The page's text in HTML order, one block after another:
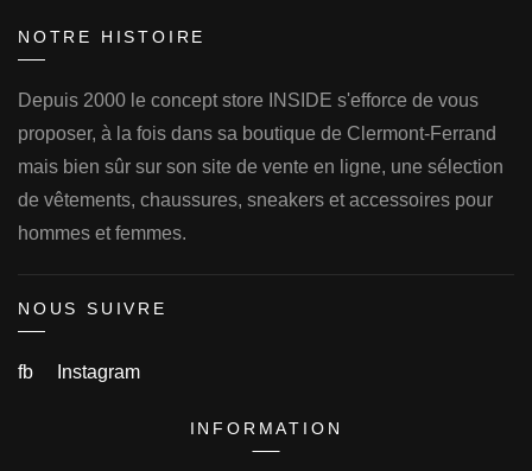
NOTRE HISTOIRE
Depuis 2000 le concept store INSIDE s'efforce de vous
proposer, à la fois dans sa boutique de Clermont-Ferrand
mais bien sûr sur son site de vente en ligne, une sélection
de vêtements, chaussures, sneakers et accessoires pour
hommes et femmes.
NOUS SUIVRE
fb Instagram
INFORMATION